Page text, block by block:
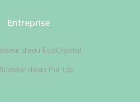
Entreprise
d’eau EcoCrystal
d’eau Pur’Up